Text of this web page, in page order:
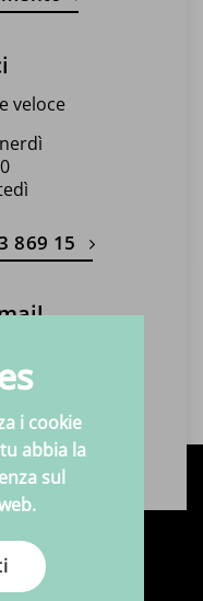
veloce
869 15
i cookie
abbia la
sul